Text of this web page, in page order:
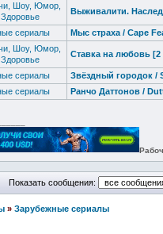
Шоу, Юмор,
Выживалити.
сериалы
Мыс страха / Cape
Шоу, Юмор,
Ставка на любовь [2
сериалы
Звёздный городок /
сериалы
Ранчо Даттонов /
Показать сообщения:
» Зарубежные сериалы